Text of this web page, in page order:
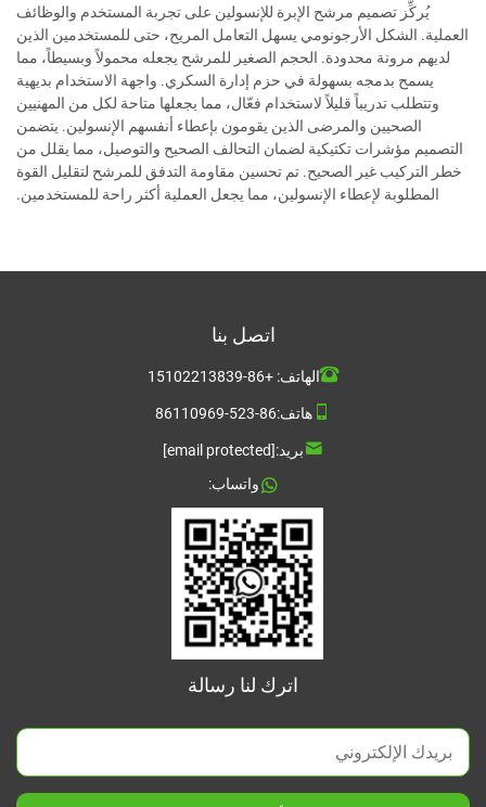
يُركِّز تصميم مرشح الإبرة للإنسولين على تجربة المستخدم والوظائف
العملية. الشكل الأرجونومي يسهل التعامل المريح، حتى للمستخدمين الذين
لديهم مرونة محدودة. الحجم الصغير للمرشح يجعله محمولاً وبسيطاً، مما
يسمح بدمجه بسهولة في حزم إدارة السكري. واجهة الاستخدام بديهية
وتتطلب تدريباً قليلاً لاستخدام فعّال، مما يجعلها متاحة لكل من المهنيين
الصحيين والمرضى الذين يقومون بإعطاء أنفسهم الإنسولين. يتضمن
التصميم مؤشرات تكتيكية لضمان التحالف الصحيح والتوصيل، مما يقلل من
خطر التركيب غير الصحيح. تم تحسين مقاومة التدفق للمرشح لتقليل القوة
المطلوبة لإعطاء الإنسولين، مما يجعل العملية أكثر راحة للمستخدمين.
اتصل بنا
الهاتف:+86-15102213839
هاتف:86-523-86110969
بريد:[email protected]
واتساب:
اترك لنا رسالة